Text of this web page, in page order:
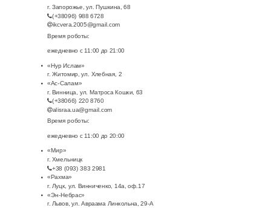
г. Запорожье, ул. Пушкина, 68
(+38096) 988 6728
ikcvera.2005@gmail.com
Время роботы:
ежедневно с 11:00 до 21:00
«Нур Ислам»
г. Житомир, ул. Хлебная, 2
«Ас-Салам»
г. Винница, ул. Матроса Кошки, 63
(+38066) 220 8760
alisraa.ua@gmail.com
Время роботы:
ежедневно с 11:00 до 20:00
«Мир»
г. Хмельницк
+38 (093) 383 2981
«Рахма»
г. Луцк, ул. Винниченко, 14а, оф.17
«Эн-Небрас»
г. Львов, ул. Авраама Линкольна, 29-А